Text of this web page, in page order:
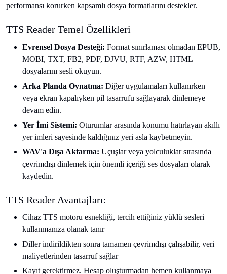
performansı korurken kapsamlı dosya formatlarını destekler.
TTS Reader Temel Özellikleri
Evrensel Dosya Desteği: Format sınırlaması olmadan EPUB,
MOBI, TXT, FB2, PDF, DJVU, RTF, AZW, HTML
dosyalarını sesli okuyun.
Arka Planda Oynatma: Diğer uygulamaları kullanırken
veya ekran kapalıyken pil tasarrufu sağlayarak dinlemeye
devam edin.
Yer İmi Sistemi: Oturumlar arasında konumu hatırlayan akıllı
yer imleri sayesinde kaldığınız yeri asla kaybetmeyin.
WAV'a Dışa Aktarma: Uçuşlar veya yolculuklar sırasında
çevrimdışı dinlemek için önemli içeriği ses dosyaları olarak
kaydedin.
TTS Reader Avantajları:
Cihaz TTS motoru esnekliği, tercih ettiğiniz yüklü sesleri
kullanmanıza olanak tanır
Diller indirildikten sonra tamamen çevrimdışı çalışabilir, veri
maliyetlerinden tasarruf sağlar
Kayıt gerektirmez. Hesap oluşturmadan hemen kullanmaya